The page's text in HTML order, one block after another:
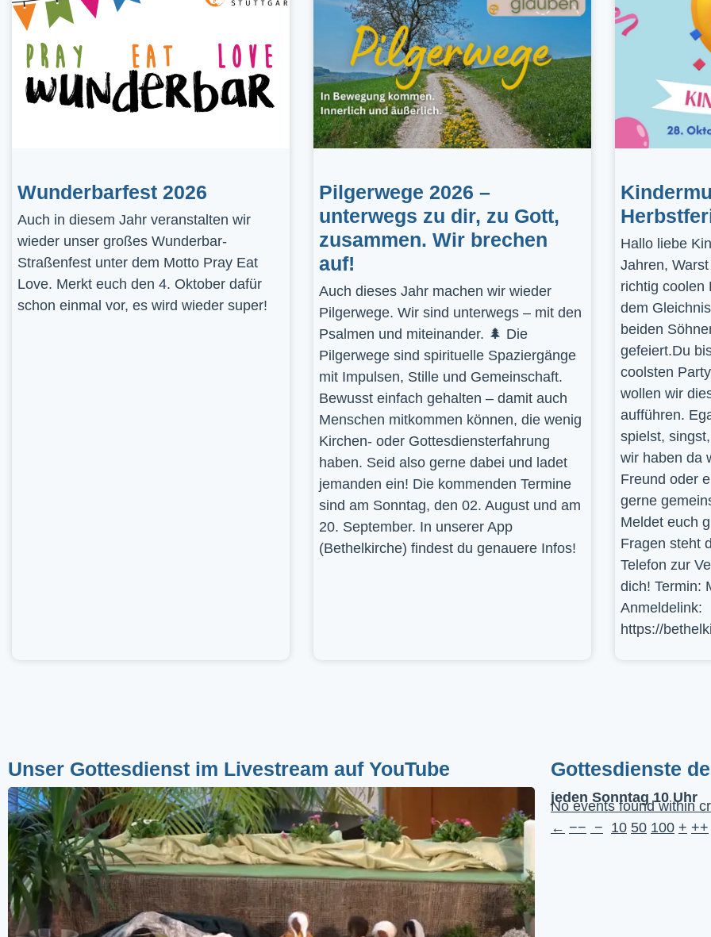
Wunderbarfest 2026
Auch in diesem Jahr veranstalten wir
wieder unser großes Wunderbar-
Straßenfest unter dem Motto Pray Eat
Love. Merkt euch den 4. Oktober dafür
schon einmal vor, es wird wieder super!
Pilgerwege 2026 –
unterwegs zu dir, zu Gott,
zusammen. Wir brechen
auf!
Auch dieses Jahr machen wir wieder
Pilgerwege. Wir sind unterwegs – mit den
Psalmen und miteinander. 🌲 Die
Pilgerwege sind spirituelle Spaziergänge
mit Impulsen, Stille und Gemeinschaft.
Bewusst einfach gehalten – damit auch
Menschen mitkommen können, die wenig
Kirchen- oder Gottesdiensterfahrung
haben. Seid also gerne dabei und ladet
jemanden ein! Die kommenden Termine
sind am Sonntag, den 02. August und am
20. September. In unserer App
(Bethelkirche) findest du genauere Infos!
Hallo liebe
Jahren,
richtig coolen
dem
beiden
gefeiert.Du
coolsten
wollen wir
aufführen.
spielst,
wir haben da
Freund oder
gerne
Meldet euch
Fragen steht
Telefon zur
dich! Termin:
Anmeldelink:
https://
Unser Gottesdienst im Livestream auf YouTube Gottesdienste
jeden Sonntag 10 Uhr
No events found within
← −− − 10 50 100 + ++